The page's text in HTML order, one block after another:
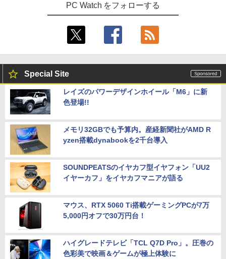
PC Watch をフォローする
Special Site
レイズのパワーデザインホイール「M6」に新
色登場!!
メモリ32GBでも予算内。産経新聞社がAMD R
yzen搭載dynabookを2千台導入
SOUNDPEATSのイヤカフ型イヤフォン「UU2
イヤーカフ」をイヤカフマニアが語る
マウス、RTX 5060 Ti搭載ゲーミングPCが7万
5,000円オフで30万円台！
ハイグレードテレビ「TCL Q7D Pro」。圧巻の
色彩美で映画＆ゲームが極上体験に